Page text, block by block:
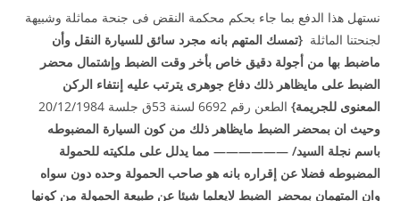
نستهل هذا الدفع بما جاء بحكم محكمة النقض فى جنحة مماثلة وشبيهة
لجنحتنا الماثلة{تمسك المتهم بانه مجرد سائق للسيارة النقل وأن
ماضبط بها من أجولة دقيق خاص بأخر وقت الضبط وإشتمال محضر
الضبط على مايظاهر ذلك دفاع جوهرى يترتب عليه إنتفاء الركن
المعنوى للجريمة} الطعن رقم 6692 لسنة 53ق جلسة 20/12/1984
وحيث ان بمحضر الضبط مايظاهر ذلك من كون السيارة المضبوطه
باسم نجلة السيد/ —————— مما يدلل على ملكيته للحمولة
المضبوطه فضلا عن إقراره بانه هو صاحب الحمولة وحده دون سواه
وان المتهمان بمحضر الضبط لايعلما شيئا عن طبيعة الحمولة من كونها